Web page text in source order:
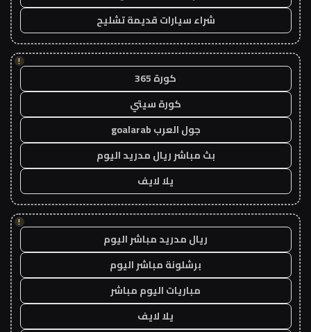
شراء سيارات قديمة تشليح
!
كورة 365
كورة سيتي
جول العرب goalarab
بث مباشر ريال مدريد اليوم
يلا لايف
!
ريال مدريد مباشر اليوم
برشلونة مباشر اليوم
مباريات اليوم مباشر
يلا لايف